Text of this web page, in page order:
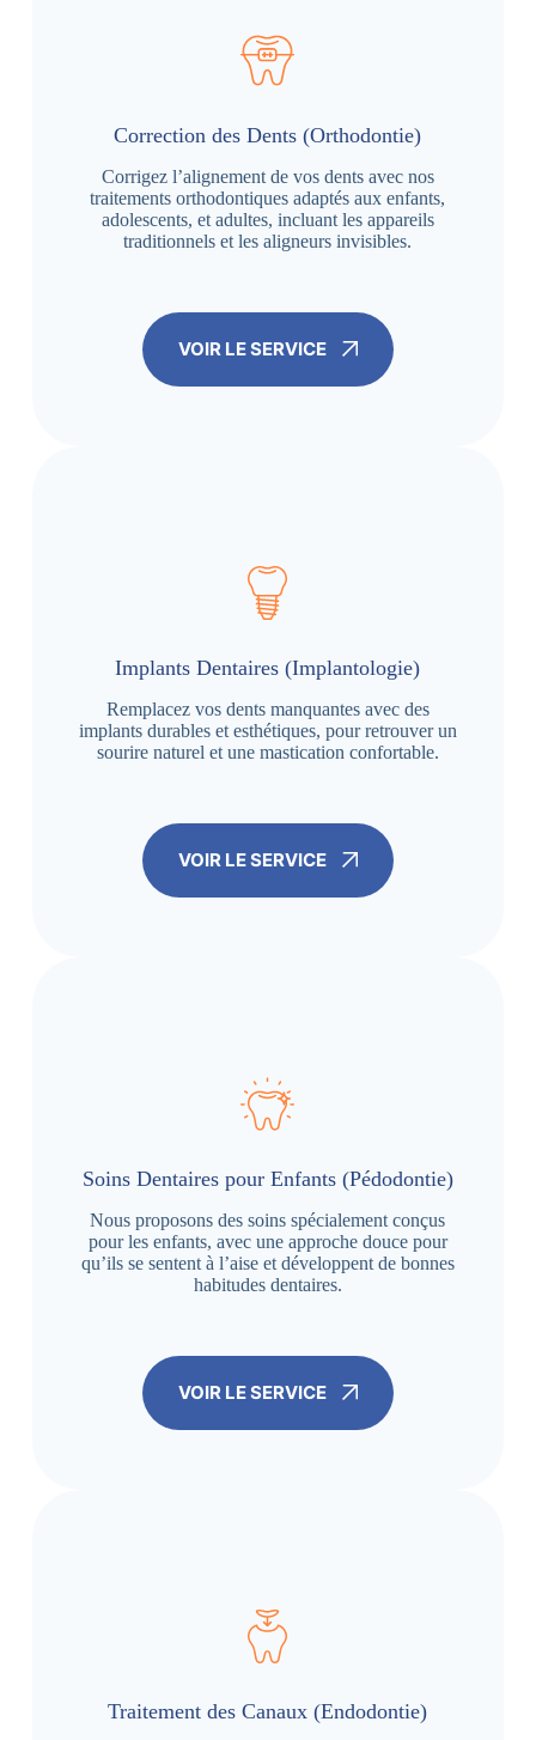
Correction des Dents (Orthodontie)
Corrigez l’alignement de vos dents avec nos
traitements orthodontiques adaptés aux enfants,
adolescents, et adultes, incluant les appareils
traditionnels et les aligneurs invisibles.
VOIR LE SERVICE
Implants Dentaires (Implantologie)
Remplacez vos dents manquantes avec des
implants durables et esthétiques, pour retrouver un
sourire naturel et une mastication confortable.
VOIR LE SERVICE
Soins Dentaires pour Enfants (Pédodontie)
Nous proposons des soins spécialement conçus
pour les enfants, avec une approche douce pour
qu’ils se sentent à l’aise et développent de bonnes
habitudes dentaires.
VOIR LE SERVICE
Traitement des Canaux (Endodontie)